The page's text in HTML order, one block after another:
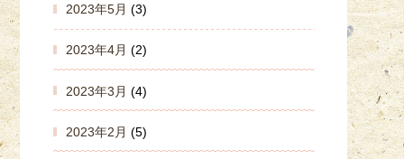
2023年5月 (3)
2023年4月 (2)
2023年3月 (4)
2023年2月 (5)